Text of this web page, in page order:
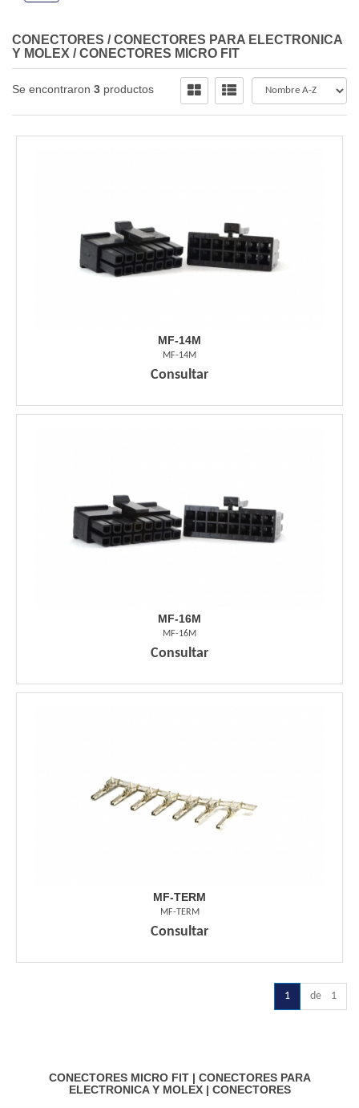
CONECTORES /CONECTORES PARA ELECTRONICA
Y MOLEX /CONECTORES MICRO FIT
Se encontraron 3 productos
MF-14M
MF-14M
Consultar
MF-16M
MF-16M
Consultar
MF-TERM
MF-TERM
Consultar
1 de 1
CONECTORES MICRO FIT| CONECTORES PARA
ELECTRONICA Y MOLEX| CONECTORES